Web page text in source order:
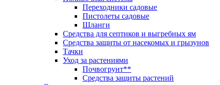
Переходники садовые
Пистолеты садовые
Шланги
Средства для септиков и выгребных ям
Средства защиты от насекомых и грызунов
Тачки
Уход за растениями
Почвогрунт**
Средства защиты растений